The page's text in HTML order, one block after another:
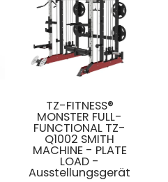
TZ-FITNESS®
MONSTER FULL-
FUNCTIONAL TZ-
Q1002 SMITH
MACHINE - PLATE
LOAD -
Ausstellungsgerät